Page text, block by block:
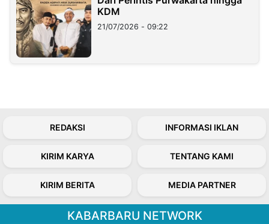
KDM
21/07/2026 - 09:22
REDAKSI INFORMASI IKLAN
KIRIM KARYA TENTANG KAMI
KIRIM BERITA MEDIA PARTNER
KABARBARU NETWORK